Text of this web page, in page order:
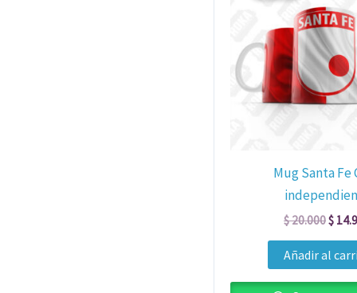
Mug Santa Fe
$20.000
era:
$
$
Añadir al